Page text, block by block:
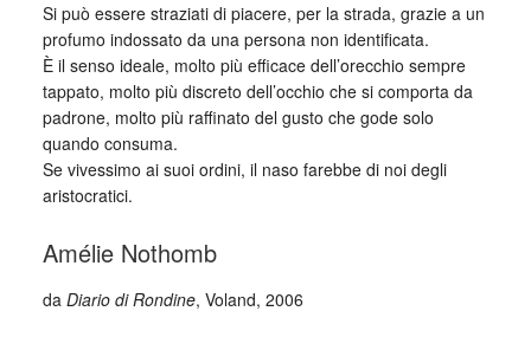
Si può essere straziati di piacere, per la strada, grazie a un
profumo indossato da una persona non identificata.
È il senso ideale, molto più efficace dell’orecchio sempre
tappato, molto più discreto dell’occhio che si comporta da
padrone, molto più raffinato del gusto che gode solo
quando consuma.
Se vivessimo ai suoi ordini, il naso farebbe di noi degli
aristocratici.
Amélie Nothomb
da Diario di Rondine, Voland, 2006